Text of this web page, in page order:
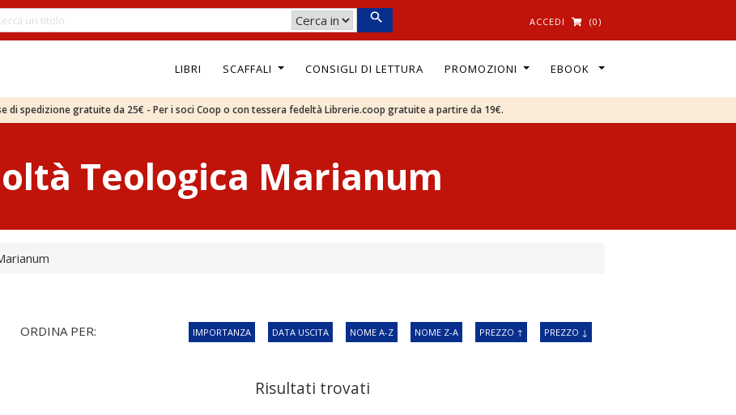
ACCEDI (0)
LIBRI SCAFFALI CONSIGLI DI LETTURA PROMOZIONI EBOOK
di spedizione gratuite da 25€ - Per i soci Coop o con tessera fedeltà Librerie.coop gratuite a partire da 19€.
Teologica Marianum
ORDINA PER: IMPORTANZA DATA USCITA NOME A-Z NOME Z-A PREZZO ↑ PREZZO ↓
Risultati trovati